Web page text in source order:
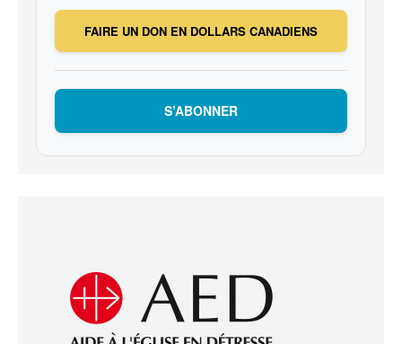
FAIRE UN DON EN DOLLARS CANADIENS
S’ABONNER